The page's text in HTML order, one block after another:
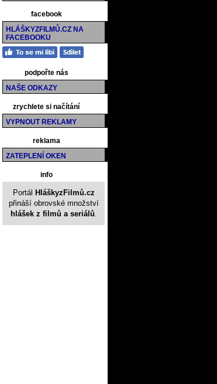
facebook
HLÁŠKYZFILMŮ.CZ NA
FACEBOOKU
podpořte nás
NAŠE ODKAZY
zrychlete si načítání
VYPNOUT REKLAMY
reklama
ZATEPLENÍ OKEN
info
Portál HláškyzFilmů.cz
přináší obrovské množství
hlášek z filmů a seriálů.